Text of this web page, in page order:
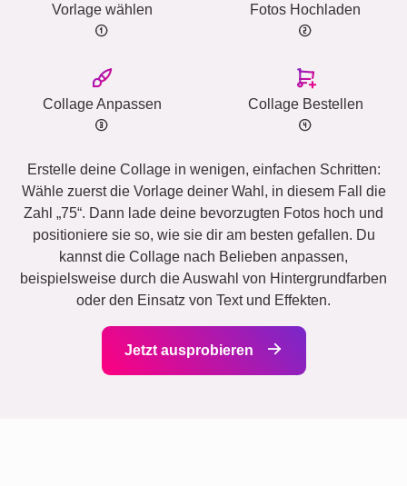
Vorlage wählen Fotos Hochladen
Collage Anpassen Collage Bestellen
Erstelle deine Collage in wenigen, einfachen Schritten:
Wähle zuerst die Vorlage deiner Wahl, in diesem Fall die
Zahl „75“. Dann lade deine bevorzugten Fotos hoch und
positioniere sie so, wie sie dir am besten gefallen. Du
kannst die Collage nach Belieben anpassen,
beispielsweise durch die Auswahl von Hintergrundfarben
oder den Einsatz von Text und Effekten.
Jetzt ausprobieren